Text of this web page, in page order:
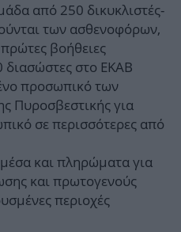
από 250 δικυκλιστές-
των ασθενοφόρων,
βοήθειες
στο ΕΚΑΒ
προσωπικό των
Πυροσβεστικής για
σε περισσότερες από
και πληρώματα για
και πρωτογενούς
περιοχές